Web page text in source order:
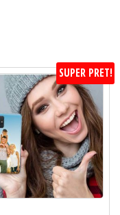
SUPER PRET!